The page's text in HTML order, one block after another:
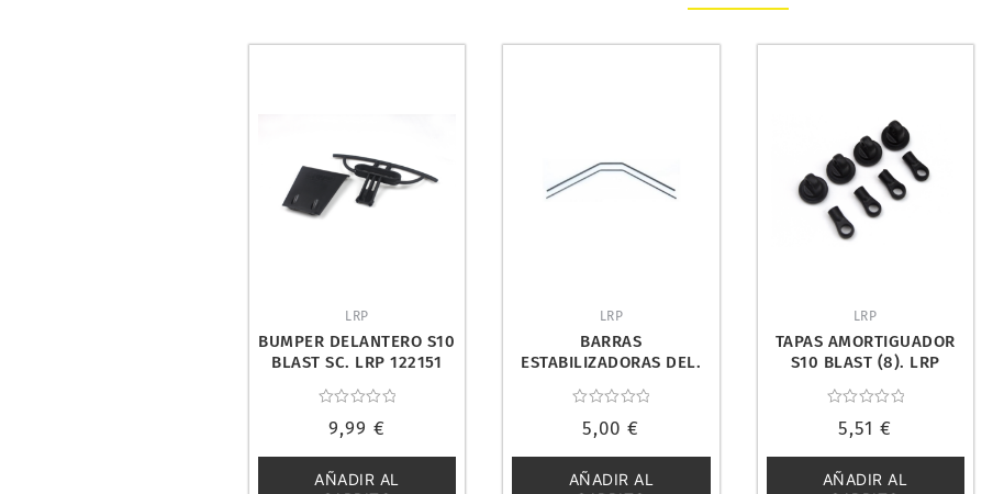
LRP
BUMPER DELANTERO S10
BLAST SC. LRP 122151
con
de
5
9,99 €
AÑADIR AL
LRP
BARRAS
ESTABILIZADORAS DEL.
con
de
5
5,00€
AÑADIR AL
LRP
TAPAS AMORTIGUADOR
S10 BLAST (8). LRP
con
de
5
5,51€
AÑADIR AL